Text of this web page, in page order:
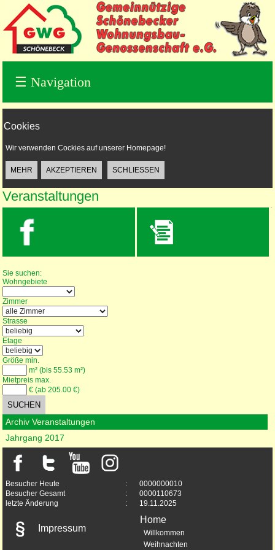
☰ Navigation
Cookies
Wir verwenden Cockies auf unserer Homepage!
Veranstaltungen
Sie suchen:
Wohngebiete
Zimmer
Strasse
Etage
Größe min.
m² (bis 55.53 m²)
Mietpreis max.
€ (ab 205.00 €)
Archiv Veranstaltungen
Jahrgang 2017
Besucher Heute :
0000000010
Besucher Gesamt
:
0000110673
letzte Änderung
: 19.11.2025
Impressum
Home
Willkommen
Weihnachten